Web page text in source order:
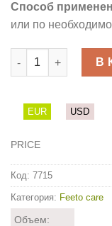
Способ
или по
Количество
В
EUR USD
PRICE
Код: 7715
Категория: Feeto care
Объем: